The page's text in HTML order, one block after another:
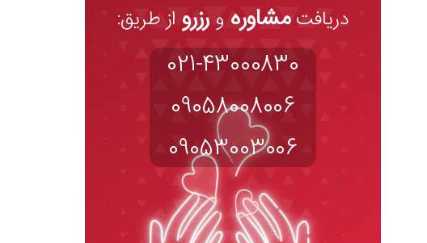
دریافتمشاوره و رزرو از طریق:
021-43000830
09058008006
09053003006